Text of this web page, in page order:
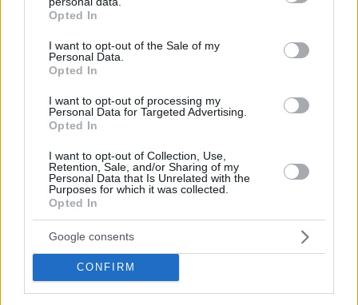
grant or deny consent to Google and its third-party tags to
use your data for below specified purposes in below Google
consent section.
Opted In
I want to opt-out of the Sale of my
Personal Data.
Opted In
I want to opt-out of processing my
Personal Data for Targeted Advertising.
Opted In
I want to opt-out of Collection, Use,
Retention, Sale, and/or Sharing of my
Personal Data that Is Unrelated with the
Purposes for which it was collected.
Opted In
Google consents
CONFIRM
Ισραήλ για να αποφύγει ακούσια θύματα
«τάσσονται απερίφραστα υπέρ της προστασίας
των αμάχων κατά τη διάρκεια των
συγκρούσεων».
υπογράμμισε ότι «κανείς δεν θέλει να βλέπει
Παλαιστινίους αμάχους στη Γάζα να πεινούν
και να διψούν» και παρουσίασε το νέο
μηχανισμό "Gaza Humanitarian Foundation",
έναν ανεξάρτητο φορέα παροχής βοήθειας
που σχεδιάστηκε ώστε να «αποτρέπει την
κλοπή, λεηλασία ή χειραγώγηση της βοήθειας